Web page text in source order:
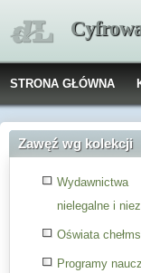
STRONA GŁÓWNA
Zawęź wg kolekcji
Wydawnictwa
nielegalne i
Oświata
Programy